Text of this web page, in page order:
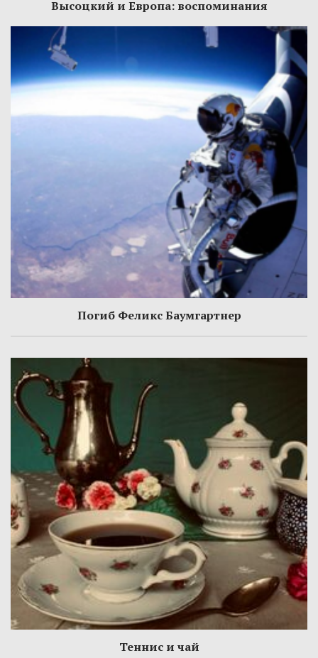
Высоцкий и Европа: воспоминания
Погиб Феликс Баумгартнер
Теннис и чай